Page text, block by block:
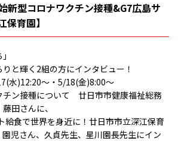
新型コロナワクチン接種&G7広島サ
育園】
と輝く2組の方にインタビュー！
水)12:20～・5/18(金)8:00～
チン接種について 廿日市市健康福祉総務
田さんに、
給食で世界を身近に！廿日市市立深江保育
児さん、久貞先生、星川園長先生にイン